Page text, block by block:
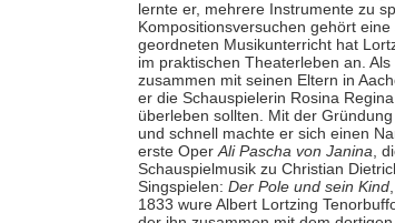
lernte er, mehrere Instrumente zu
Kompositionsversuchen gehört
geordneten Musikunterricht hat
im praktischen Theaterleben an.
zusammen mit seinen Eltern in
er die Schauspielerin Rosina
überleben sollten. Mit der
und schnell machte er sich einen
erste Oper Ali Pascha von Janina ,
Schauspielmusik zu Christian
Singspielen: Der Pole und sein Kind,
1833 wure Albert Lortzing